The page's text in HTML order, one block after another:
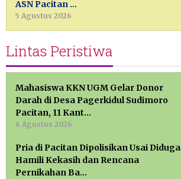
ASN Pacitan …
5 Agustus 2026
Lintas Peristiwa
Mahasiswa KKN UGM Gelar Donor
Darah di Desa Pagerkidul Sudimoro
Pacitan, 11 Kant…
6 Agustus 2026
Pria di Pacitan Dipolisikan Usai Diduga
Hamili Kekasih dan Rencana
Pernikahan Ba…